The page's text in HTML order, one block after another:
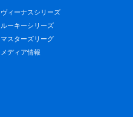
ヴィーナスシリーズ
ルーキーシリーズ
マスターズリーグ
メディア情報